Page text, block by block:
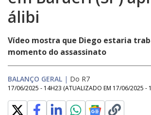
álibi
Vídeo mostra que Diego estaria
momento do assassinato
BALANÇO GERAL | Do R7
17/06/2025 - 14H23 (ATUALIZADO EM 17/06/2025 -